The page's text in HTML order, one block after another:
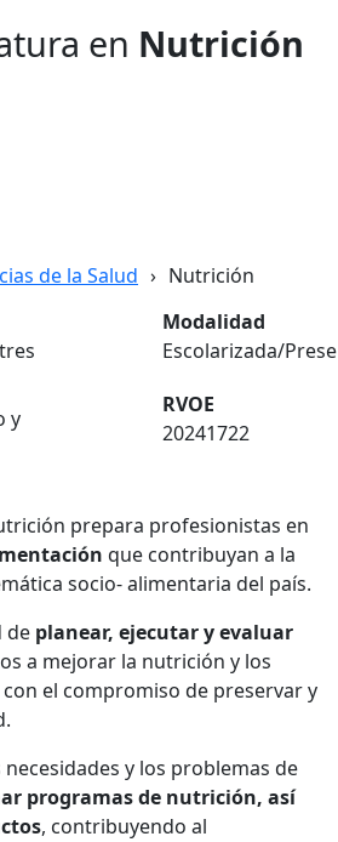
en Nutrición
de la Salud
Nutrición
Modalidad
Escolarizada/
y
RVOE
20241722
prepara profesionistas en
que contribuyan a la
socio- alimentaria del país.
de planear, ejecutar y evaluar
a mejorar la nutrición y los
el compromiso de preservar y
y los problemas de
programas de nutrición, así
, contribuyendo al